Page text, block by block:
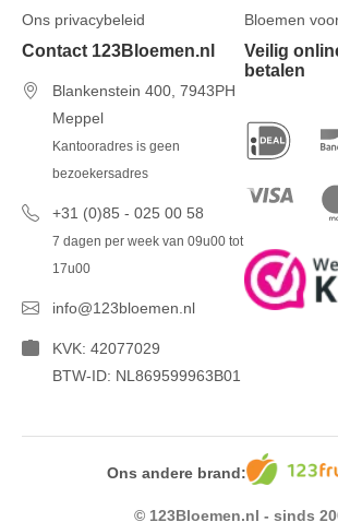
Ons privacybeleid
Bloemen
Contact 123Bloemen.nl
Blankenstein 400, 7943PH
Meppel
Kantooradres is geen
bezoekersadres
+31 (0)85 - 025 00 58
7 dagen per week van 09u00 tot
17u00
info@123bloemen.nl
KVK: 42077029
BTW-ID: NL869599963B01
Veilig
betalen
Ons andere brand:
© 123Bloemen.nl - sinds